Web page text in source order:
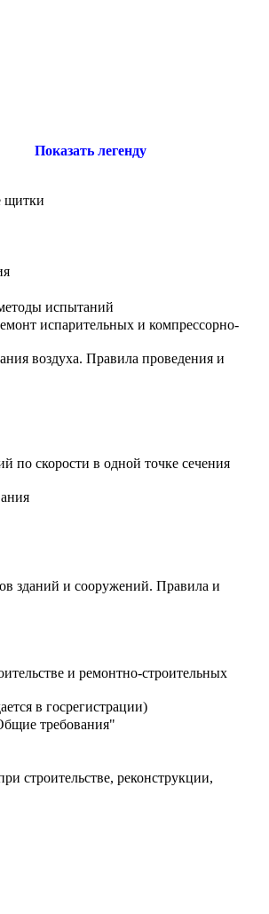
Показать легенду
щитки
испытаний
испарительных и компрессорно-
воздуха. Правила проведения и
по скорости в одной точке сечения
зданий и сооружений. Правила и
и ремонтно-строительных
в госрегистрации)
требования"
строительстве, реконструкции,